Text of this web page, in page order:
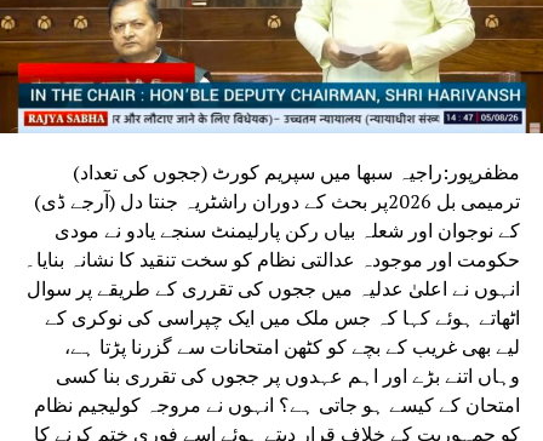
مظفرپور:راجیہ سبھا میں سپریم کورٹ (ججوں کی تعداد)
ترمیمی بل 2026پر بحث کے دوران راشٹریہ جنتا دل (آرجے ڈی)
کے نوجوان اور شعلہ بیاں رکن پارلیمنٹ سنجے یادو نے مودی
حکومت اور موجودہ عدالتی نظام کو سخت تنقید کا نشانہ بنایا۔
انہوں نے اعلیٰ عدلیہ میں ججوں کی تقرری کے طریقے پر سوال
اٹھاتے ہوئے کہا کہ جس ملک میں ایک چپراسی کی نوکری کے
لیے بھی غریب کے بچے کو کٹھن امتحانات سے گزرنا پڑتا ہے،
وہاں اتنے بڑے اور اہم عہدوں پر ججوں کی تقرری بنا کسی
امتحان کے کیسے ہو جاتی ہے؟ انہوں نے مروجہ کولیجیم نظام
کو جمہوریت کے خلاف قرار دیتے ہوئے اسے فوری ختم کرنے کا